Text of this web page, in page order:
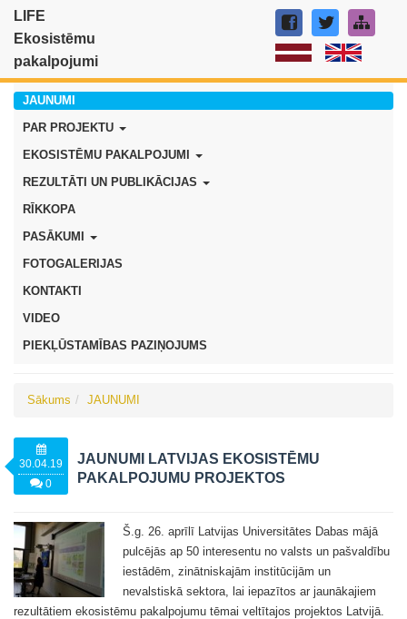
LIFE
Ekosistēmu
pakalpojumi
JAUNUMI
PAR PROJEKTU
EKOSISTĒMU PAKALPOJUMI
REZULTĀTI UN PUBLIKĀCIJAS
RĪKKOPA
PASĀKUMI
FOTOGALERIJAS
KONTAKTI
VIDEO
PIEKĻŪSTAMĪBAS PAZIŅOJUMS
Sākums JAUNUMI
30.04.19
0
JAUNUMI LATVIJAS EKOSISTĒMU
PAKALPOJUMU PROJEKTOS
Š.g. 26. aprīlī Latvijas Universitātes Dabas mājā
pulcējās ap 50 interesentu no valsts un pašvaldību
iestādēm, zinātniskajām institūcijām un
nevalstiskā sektora, lai iepazītos ar jaunākajiem
rezultātiem ekosistēmu pakalpojumu tēmai veltītajos projektos Latvijā.